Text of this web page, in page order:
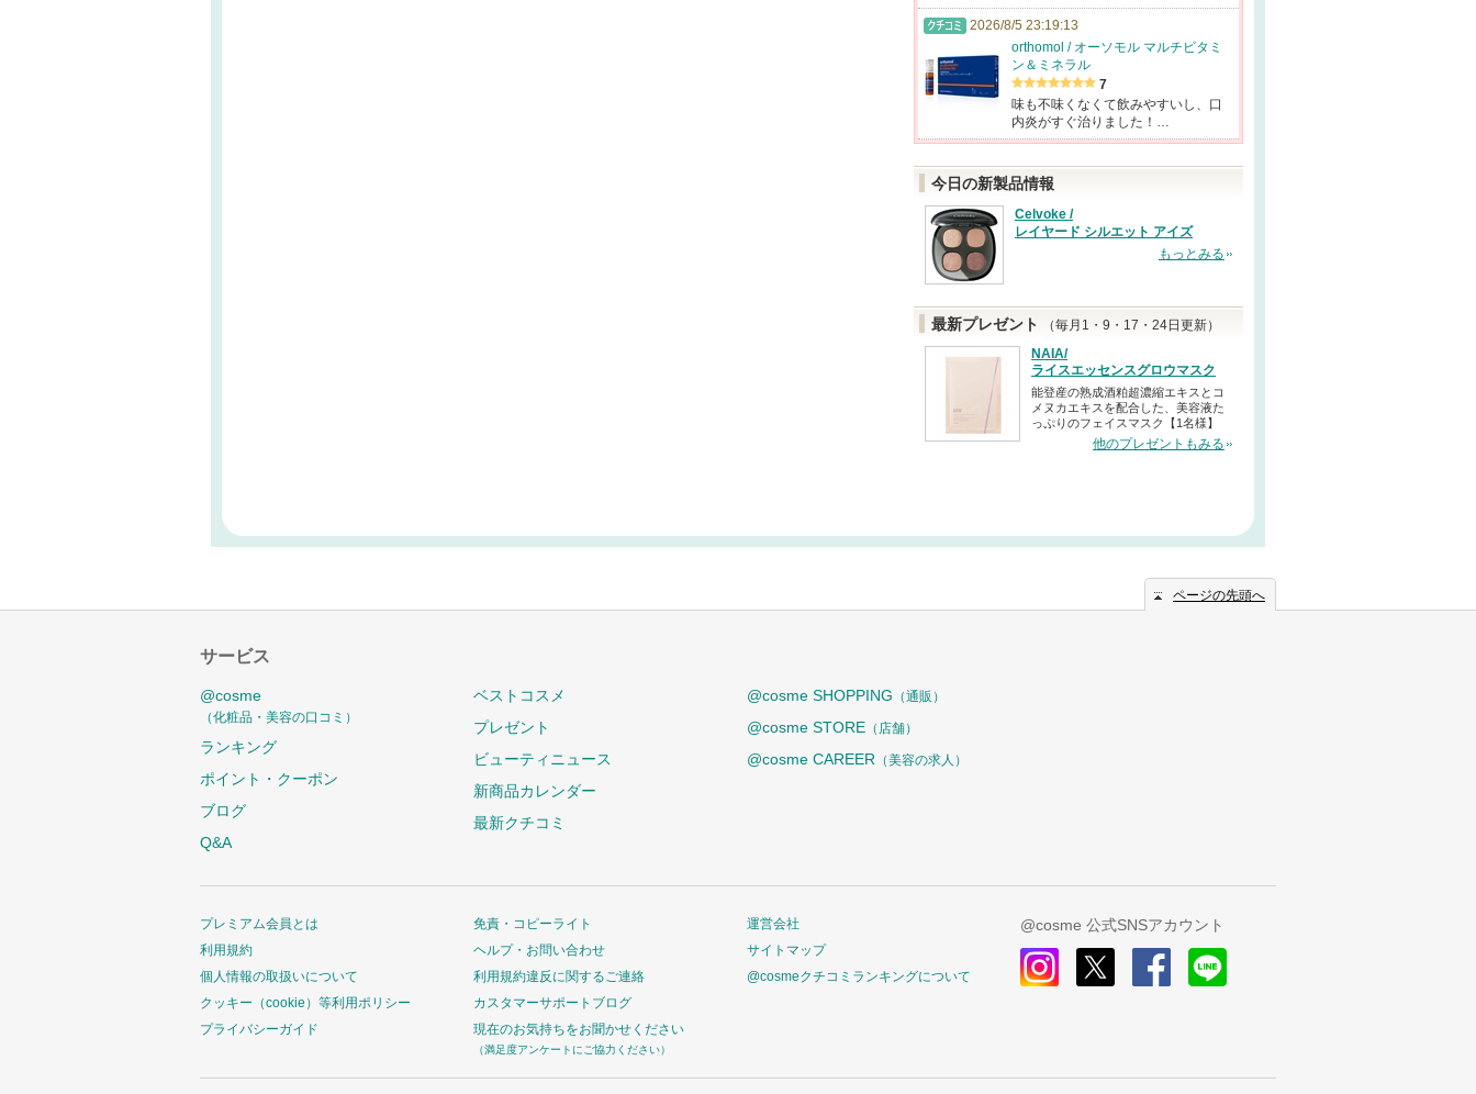
2026/8/5 23:19:13
orthomol / オーソモル マルチビタミ
ン＆ミネラル
7
味も不味くなくて飲みやすいし、口
内炎がすぐ治りました！…
今日の新製品情報
Celvoke /
レイヤード シルエット アイズ
もっとみる
最新プレゼント
（毎月1・9・17・24日更新）
NAIA/
ライスエッセンスグロウマスク
能登産の熟成酒粕超濃縮エキスとコ
メヌカエキスを配合した、美容液た
っぷりのフェイスマスク【1名様】
他のプレゼントもみる
ページの先頭へ
サービス
@cosme
（化粧品・美容の口コミ）
ランキング
ポイント・クーポン
ブログ
Q&A
ベストコスメ
プレゼント
ビューティニュース
新商品カレンダー
最新クチコミ
@cosme SHOPPING （通販）
@cosme STORE （店舗）
@cosme CAREER （美容の求人）
プレミアム会員とは
利用規約
個人情報の取扱いについて
クッキー（cookie）等利用ポリシー
プライバシーガイド
免責・コピーライト
ヘルプ・お問い合わせ
利用規約違反に関するご連絡
カスタマーサポートブログ
現在のお気持ちをお聞かせください
（満足度アンケートにご協力ください）
運営会社
サイトマップ
@cosmeクチコミランキングについて
@cosme 公式SNSアカウント